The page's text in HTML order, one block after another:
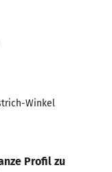
Winkel
Profil zu